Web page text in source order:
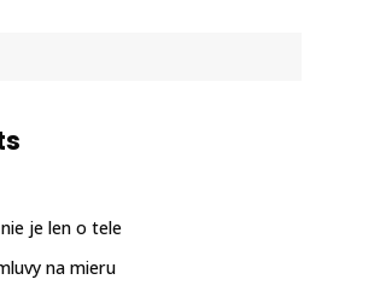
je len o tele
na mieru